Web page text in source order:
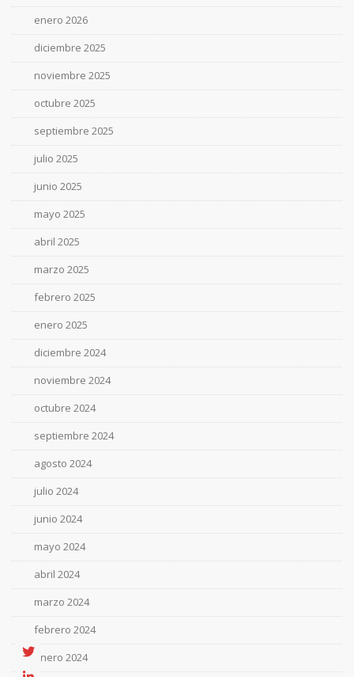
enero 2026
diciembre 2025
noviembre 2025
octubre 2025
septiembre 2025
julio 2025
junio 2025
mayo 2025
abril 2025
marzo 2025
febrero 2025
enero 2025
diciembre 2024
noviembre 2024
octubre 2024
septiembre 2024
agosto 2024
julio 2024
junio 2024
mayo 2024
abril 2024
marzo 2024
febrero 2024
enero 2024